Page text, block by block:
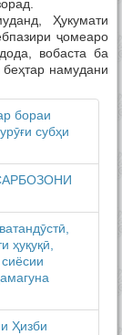
Ҳукумати
ҷомеаро
вобаста ба
намудани
бораи
субҳи
ҳуқуқӣ,
Ҳизби